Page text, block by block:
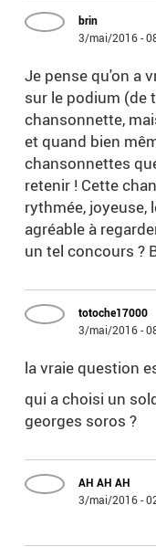
brin
3/mai/2016 -
Je pense qu'on a
sur le podium (de
chansonnette,
et quand bien
chansonnettes
retenir ! Cette
rythmée, joyeuse,
agréable à
un tel concours ?
totoche17000
3/mai/2016 -
la vraie question
qui a choisi un
georges soros ?
AH AH AH
3/mai/2016 -